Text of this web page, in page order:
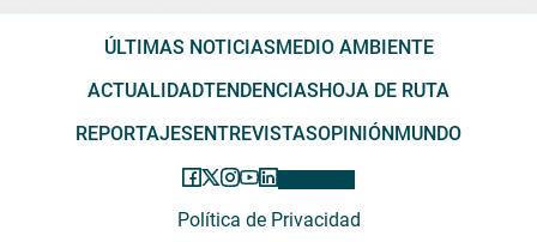
ÚLTIMAS NOTICIAS MEDIO AMBIENTE
ACTUALIDADTENDENCIAS HOJA DE RUTA
REPORTAJES ENTREVISTASOPINIÓN MUNDO
Política de Privacidad